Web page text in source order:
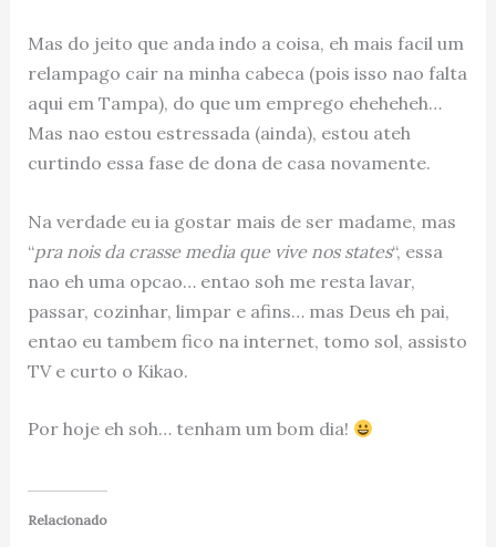
Mas do jeito que anda indo a coisa, eh mais facil um
relampago cair na minha cabeca (pois isso nao falta
aqui em Tampa), do que um emprego eheheheh…
Mas nao estou estressada (ainda), estou ateh
curtindo essa fase de dona de casa novamente.
Na verdade eu ia gostar mais de ser madame, mas
“pra nois da crasse media que vive nos states“, essa
nao eh uma opcao… entao soh me resta lavar,
passar, cozinhar, limpar e afins… mas Deus eh pai,
entao eu tambem fico na internet, tomo sol, assisto
TV e curto o Kikao.
Por hoje eh soh… tenham um bom dia!
Relacionado